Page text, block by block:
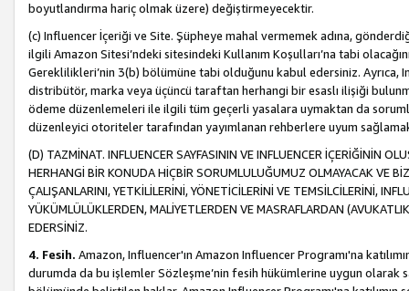
boyutlandırma hariç olmak üzere) değiştirmeyecektir.
(c) Influencer İçeriği ve Site. Şüpheye mahal vermemek adına,
ilgili Amazon Sitesi’ndeki sitesindeki Kullanım Koşulları’na tabi
Gereklilikleri’nin 3(b) bölümüne tabi olduğunu kabul edersiniz. Ayrıca,
distribütör, marka veya üçüncü taraftan herhangi bir esaslı ilişiği
ödeme düzenlemeleri ile ilgili tüm geçerli yasalara uymaktan da
düzenleyici otoriteler tarafından yayımlanan rehberlere uyum
(D) TAZMİNAT. INFLUENCER SAYFASININ VE INFLUENCER İÇERİĞİNİN
HERHANGİ BİR KONUDA HİÇBİR SORUMLULUĞUMUZ OLMAYACAK VE
ÇALIŞANLARINI, YETKİLİLERİNİ, YÖNETİCİLERİNİ VE TEMSİLCİLERİNİ,
YÜKÜMLÜLÜKLERDEN, MALİYETLERDEN VE MASRAFLARDAN
EDERSİNİZ.
4. Fesih. Amazon, Influencer'ın Amazon Influencer Programı'na
durumda da bu işlemler Sözleşme’nin fesih hükümlerine uygun olarak